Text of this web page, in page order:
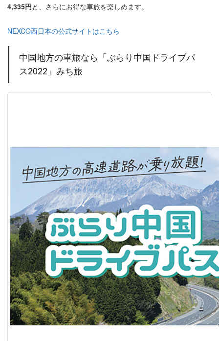
4,335円と、さらにお得な車旅を楽しめます。
NEXCO西日本の公式サイトはこちら
中国地方の車旅なら「ぶらり中国ドライブパ
ス2022」みち旅